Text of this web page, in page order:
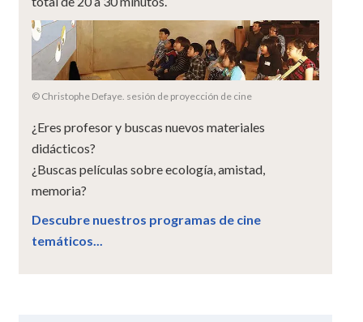
© Christophe Defaye. sesión de proyección de cine
¿Eres profesor y buscas nuevos materiales
didácticos?
¿Buscas películas sobre ecología, amistad,
memoria?
Descubre nuestros programas de cine
temáticos...